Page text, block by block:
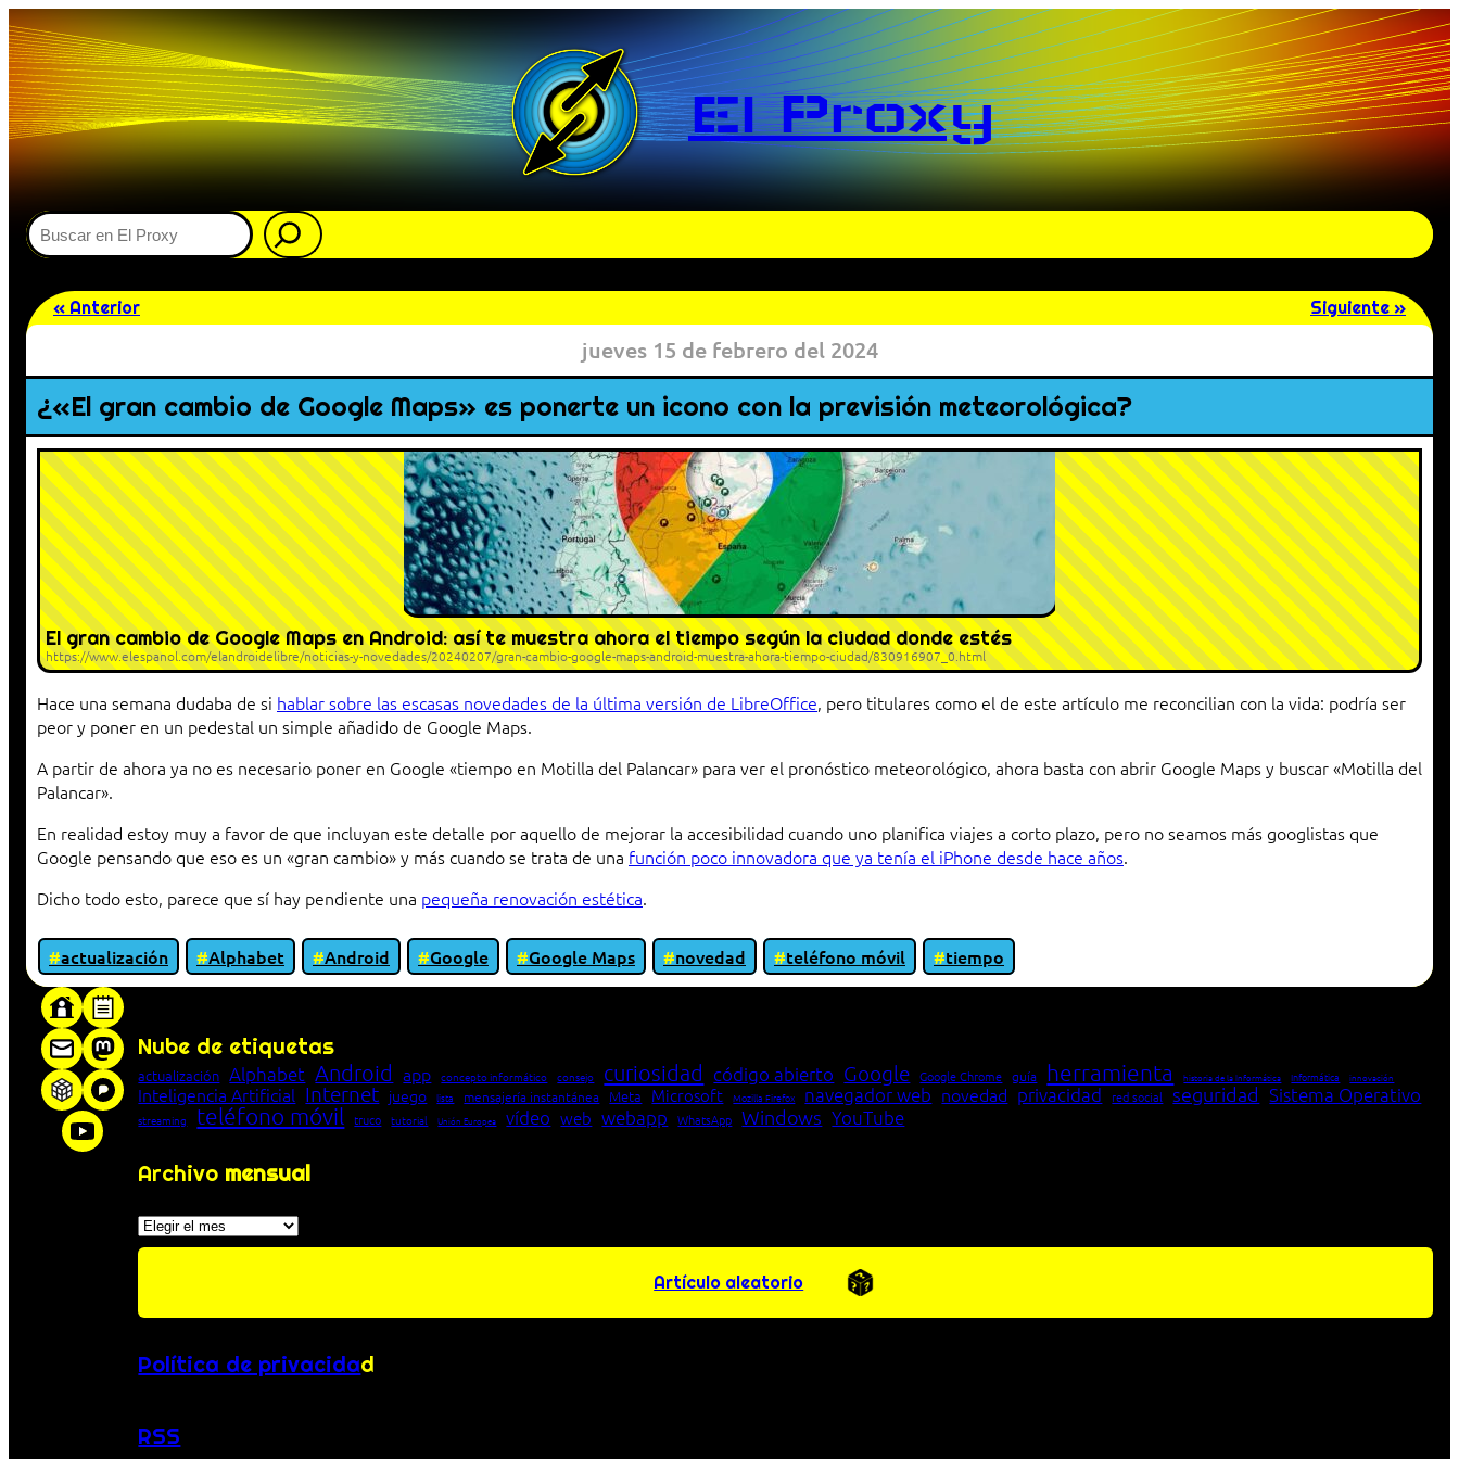
El Proxy
Buscar
« Anterior Siguiente »
jueves 15 de febrero del 2024
¿«El gran cambio de Google Maps» es ponerte un icono con la previsión meteorológica?
El gran cambio de Google Maps en Android: así te muestra ahora el tiempo según la ciudad donde estés
https://www.elespanol.com/elandroidelibre/noticias-y-novedades/20240207/gran-cambio-google-maps-android-muestra-ahora-tiempo-ciudad/830916907_0.html
Hace una semana dudaba de si hablar sobre las escasas novedades de la última versión de LibreOffice, pero titulares como el de este artículo me reconcilian con la vida: podría ser
peor y poner en un pedestal un simple añadido de Google Maps.
A partir de ahora ya no es necesario poner en Google «tiempo en Motilla del Palancar» para ver el pronóstico meteorológico, ahora basta con abrir Google Maps y buscar «Motilla del
Palancar».
En realidad estoy muy a favor de que incluyan este detalle por aquello de mejorar la accesibilidad cuando uno planifica viajes a corto plazo, pero no seamos más googlistas que
Google pensando que eso es un «gran cambio» y más cuando se trata de una función poco innovadora que ya tenía el iPhone desde hace años.
Dicho todo esto, parece que sí hay pendiente una pequeña renovación estética.
actualización Alphabet Android Google Google Maps novedad teléfono móvil
tiempo
Nube de etiquetas
actualización Alphabet Android app concepto informático consejo curiosidad código abierto Google Google Chrome guía herramienta historia de la Informática Informática innovación
Inteligencia Artificial Internet juego lista mensajería instantánea Meta Microsoft Mozilla Firefox navegador web novedad privacidad red social seguridad Sistema Operativo
streaming teléfono móvil truco tutorial Unión Europea vídeo web webapp WhatsApp Windows YouTube
Archivo mensual
Archivos
Artículo aleatorio
Política de privacidad
RSS